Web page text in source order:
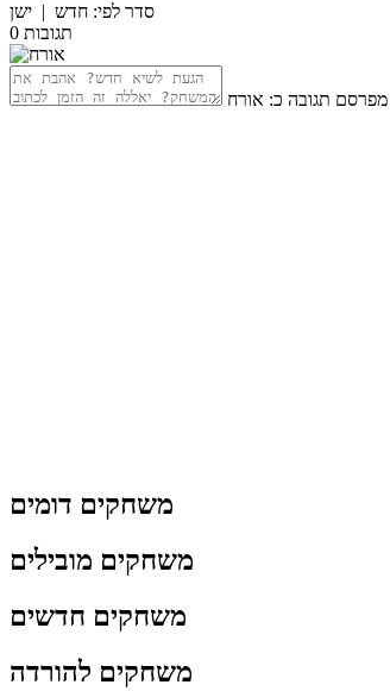
סדר לפי: חדש | ישן
0 תגובות
מפרסם תגובה כ: אורח
משחקים דומים
משחקים מובילים
משחקים חדשים
משחקים להורדה